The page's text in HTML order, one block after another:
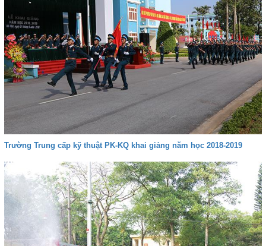
Trường Trung cấp kỹ thuật PK-KQ khai giảng năm học 2018-2019